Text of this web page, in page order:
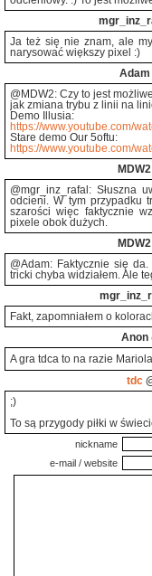
Ja też się nie znam, ale
narysować większy pixel :)
Adam
@MDW2: Czy to jest
jak zmiana trybu z linii na
Demo Illusia:
https://www.youtube.com/
Stare demo Our 5oftu:
https://www.youtube.com/
MDW2
@mgr_inz_rafal: Słuszna
odcieni. W tym przypadku
szarości więc faktycznie
pixele obok dużych.
MDW2
@Adam: Faktycznie się
tricki chyba widziałem. Ale
Fakt, zapomniałem o
Anon
A gra tdca to na razie
tdc
;)
To są przygody piłki w
nickname
e-mail / website